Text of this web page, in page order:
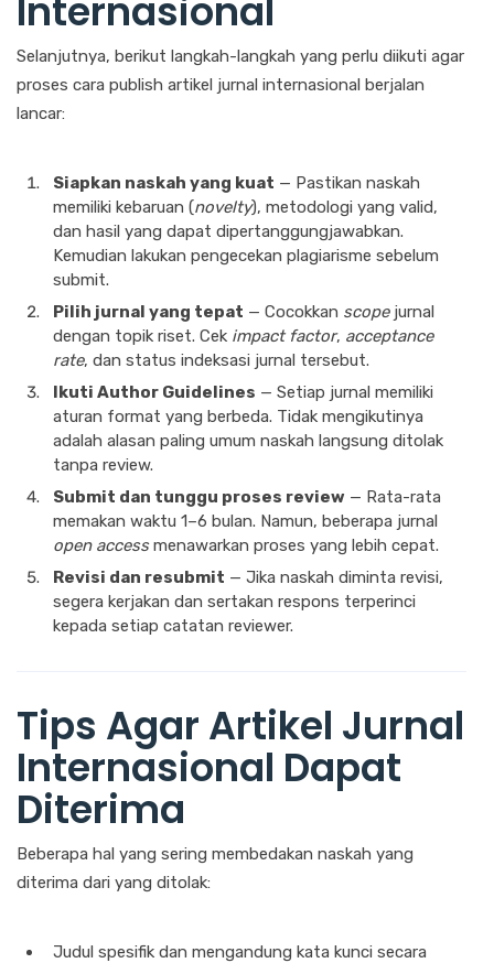
Internasional
Selanjutnya, berikut langkah-langkah yang perlu diikuti agar
proses cara publish artikel jurnal internasional berjalan
lancar:
Siapkan naskah yang kuat — Pastikan naskah
memiliki kebaruan (novelty), metodologi yang valid,
dan hasil yang dapat dipertanggungjawabkan.
Kemudian lakukan pengecekan plagiarisme sebelum
submit.
Pilih jurnal yang tepat — Cocokkan scopejurnal
dengan topik riset. Cek impact factor, acceptance
rate, dan status indeksasi jurnal tersebut.
Ikuti Author Guidelines — Setiap jurnal memiliki
aturan format yang berbeda. Tidak mengikutinya
adalah alasan paling umum naskah langsung ditolak
tanpa review.
Submit dan tunggu proses review — Rata-rata
memakan waktu 1–6 bulan. Namun, beberapa jurnal
open accessmenawarkan proses yang lebih cepat.
Revisi dan resubmit — Jika naskah diminta revisi,
segera kerjakan dan sertakan respons terperinci
kepada setiap catatan reviewer.
Tips Agar Artikel Jurnal
Internasional Dapat
Diterima
Beberapa hal yang sering membedakan naskah yang
diterima dari yang ditolak:
Judul spesifik dan mengandung kata kunci secara